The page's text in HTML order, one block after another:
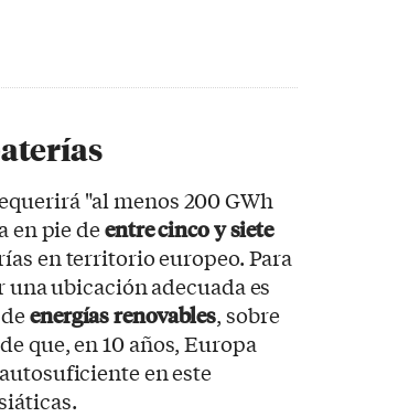
"al menos 200 GWh
en pie deentre cinco y siete
en territorio europeo. Para
ubicación adecuada es
energías renovables, sobre
que, en 10 años, Europa
en este